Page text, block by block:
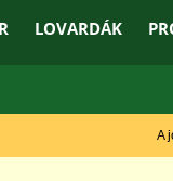
LOVARDÁK
A